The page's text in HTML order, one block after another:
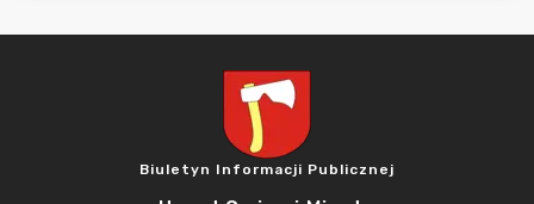
Biuletyn Informacji Publicznej